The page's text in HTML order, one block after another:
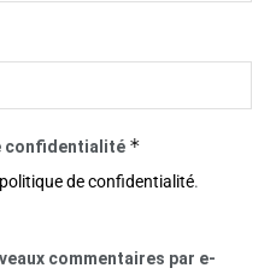
confidentialité *
politique de confidentialité.
commentaires par e-